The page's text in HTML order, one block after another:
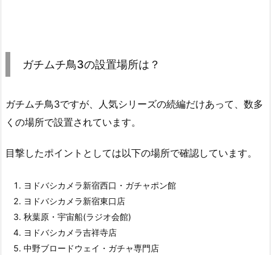
ガチムチ鳥3の設置場所は？
ガチムチ鳥3ですが、人気シリーズの続編だけあって、数多
くの場所で設置されています。
目撃したポイントとしては以下の場所で確認しています。
ヨドバシカメラ新宿西口・ガチャポン館
ヨドバシカメラ新宿東口店
秋葉原・宇宙船(ラジオ会館)
ヨドバシカメラ吉祥寺店
中野ブロードウェイ・ガチャ専門店